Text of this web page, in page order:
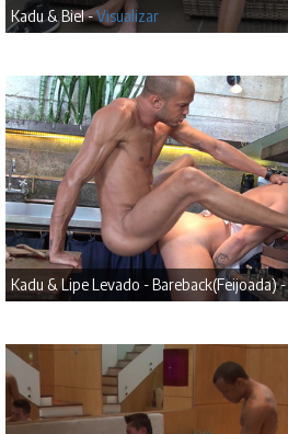
Kadu & Biel -Visualizar
Kadu & Lipe Levado - Bareback(Feijoada) -